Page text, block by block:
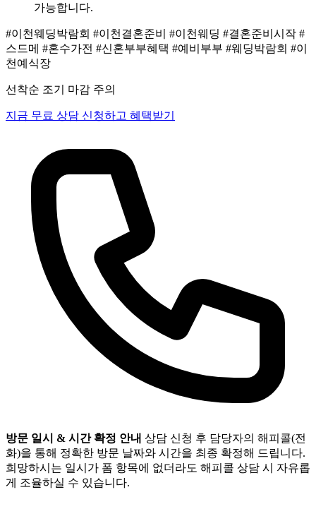
가능합니다.
#이천웨딩박람회 #이천결혼준비 #이천웨딩 #결혼준비시작 #
스드메 #혼수가전 #신혼부부혜택 #예비부부 #웨딩박람회 #이
천예식장
선착순 조기 마감 주의
지금 무료 상담 신청하고 혜택받기
방문 일시 & 시간 확정 안내 상담 신청 후 담당자의 해피콜(전
화)을 통해 정확한 방문 날짜와 시간을 최종 확정해 드립니다.
희망하시는 일시가 폼 항목에 없더라도 해피콜 상담 시 자유롭
게 조율하실 수 있습니다.